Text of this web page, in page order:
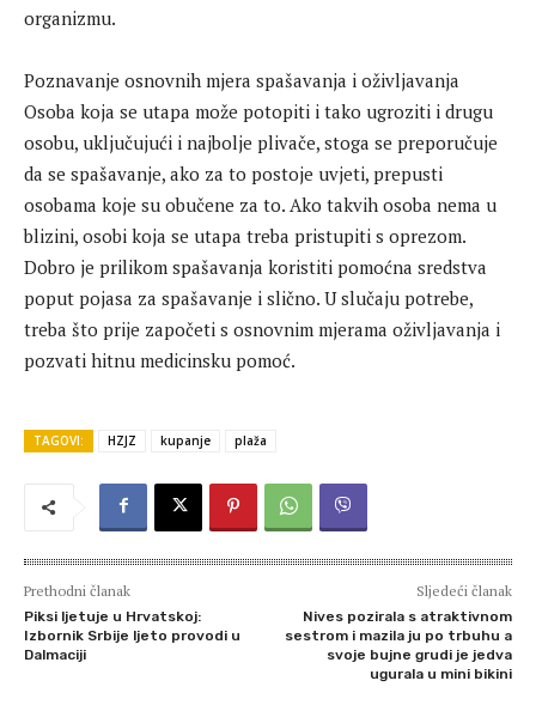
organizmu.
Poznavanje osnovnih mjera spašavanja i oživljavanja
Osoba koja se utapa može potopiti i tako ugroziti i drugu
osobu, uključujući i najbolje plivače, stoga se preporučuje
da se spašavanje, ako za to postoje uvjeti, prepusti
osobama koje su obučene za to. Ako takvih osoba nema u
blizini, osobi koja se utapa treba pristupiti s oprezom.
Dobro je prilikom spašavanja koristiti pomoćna sredstva
poput pojasa za spašavanje i slično. U slučaju potrebe,
treba što prije započeti s osnovnim mjerama oživljavanja i
pozvati hitnu medicinsku pomoć.
TAGOVI: HZJZ kupanje plaža
Prethodni članak
Piksi ljetuje u Hrvatskoj:
Izbornik Srbije ljeto provodi u
Dalmaciji
Sljedeći članak
Nives pozirala s atraktivnom
sestrom i mazila ju po trbuhu a
svoje bujne grudi je jedva
ugurala u mini bikini